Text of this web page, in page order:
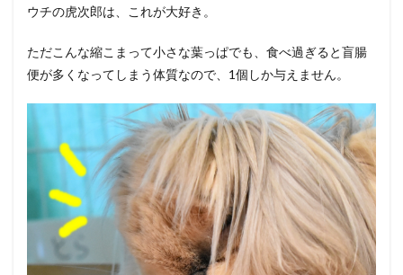
ウチの虎次郎は、これが大好き。
ただこんな縮こまって小さな葉っぱでも、食べ過ぎると盲腸
便が多くなってしまう体質なので、1個しか与えません。